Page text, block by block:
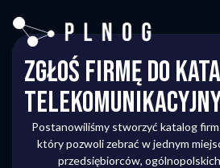
Zgłoś firmę do
Postanowiliśmy stworzyć katalog
który pozwoli zebrać w jednym
przedsiębiorców,